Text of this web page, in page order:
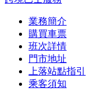
業務簡介
購買車票
班次詳情
門市地址
上落站點指引
乘客須知